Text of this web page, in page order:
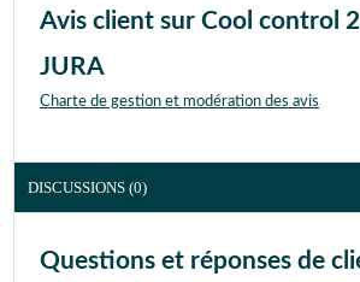
Avis client sur Cool control
JURA
Charte de gestion et modération des avis
DISCUSSIONS (0)
Questions et réponses de